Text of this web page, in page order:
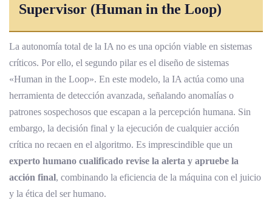
Supervisor (Human in the Loop)
La autonomía total de la IA no es una opción viable en sistemas
críticos. Por ello, el segundo pilar es el diseño de sistemas
«Human in the Loop». En este modelo, la IA actúa como una
herramienta de detección avanzada, señalando anomalías o
patrones sospechosos que escapan a la percepción humana. Sin
embargo, la decisión final y la ejecución de cualquier acción
crítica no recaen en el algoritmo. Es imprescindible que un
experto humano cualificado revise la alerta y apruebe la
acción final, combinando la eficiencia de la máquina con el juicio
y la ética del ser humano.